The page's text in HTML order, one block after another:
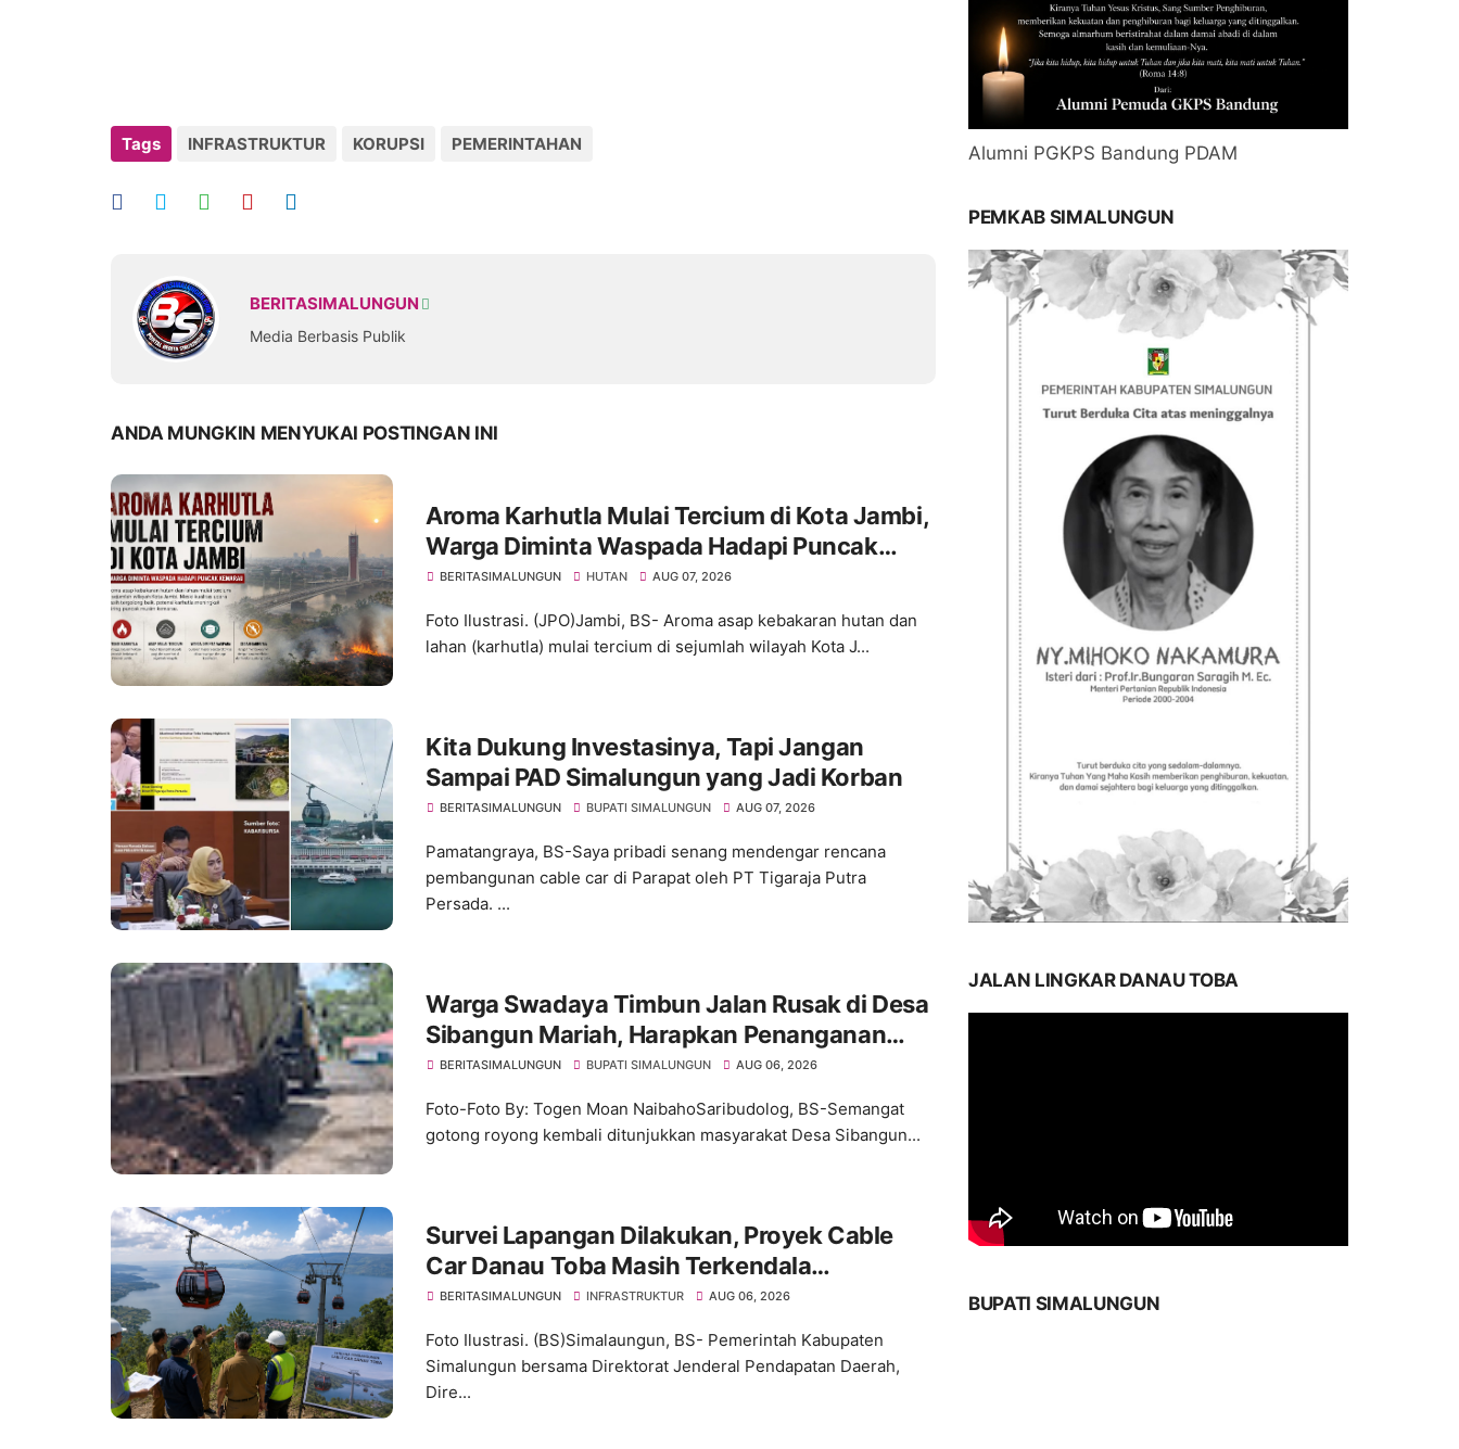
Tags INFRASTRUKTUR KORUPSI PEMERINTAHAN
BERITASIMALUNGUN
Media Berbasis Publik
ANDA MUNGKIN MENYUKAI POSTINGAN INI
Aroma Karhutla Mulai Tercium di Kota Jambi,
Warga Diminta Waspada Hadapi Puncak
Kemarau
BERITASIMALUNGUN HUTAN AUG 07, 2026
Foto Ilustrasi. (JPO)Jambi, BS- Aroma asap kebakaran hutan dan
lahan (karhutla) mulai tercium di sejumlah wilayah Kota J...
Kita Dukung Investasinya, Tapi Jangan
Sampai PAD Simalungun yang Jadi Korban
BERITASIMALUNGUN BUPATI SIMALUNGUN AUG 07, 2026
Pamatangraya, BS-Saya pribadi senang mendengar rencana
pembangunan cable car di Parapat oleh PT Tigaraja Putra
Persada. ...
Warga Swadaya Timbun Jalan Rusak di Desa
Sibangun Mariah, Harapkan Penanganan
Permanen dari Pemerintah
BERITASIMALUNGUN BUPATI SIMALUNGUN AUG 06, 2026
Foto-Foto By: Togen Moan NaibahoSaribudolog, BS-Semangat
gotong royong kembali ditunjukkan masyarakat Desa Sibangun...
Survei Lapangan Dilakukan, Proyek Cable
Car Danau Toba Masih Terkendala
Pembebasan BPHTB di Sebagian Lahan
BERITASIMALUNGUN INFRASTRUKTUR AUG 06, 2026
Foto Ilustrasi. (BS)Simalaungun, BS- Pemerintah Kabupaten
Simalungun bersama Direktorat Jenderal Pendapatan Daerah,
Dire...
Alumni PGKPS Bandung PDAM
PEMKAB SIMALUNGUN
JALAN LINGKAR DANAU TOBA
BUPATI SIMALUNGUN